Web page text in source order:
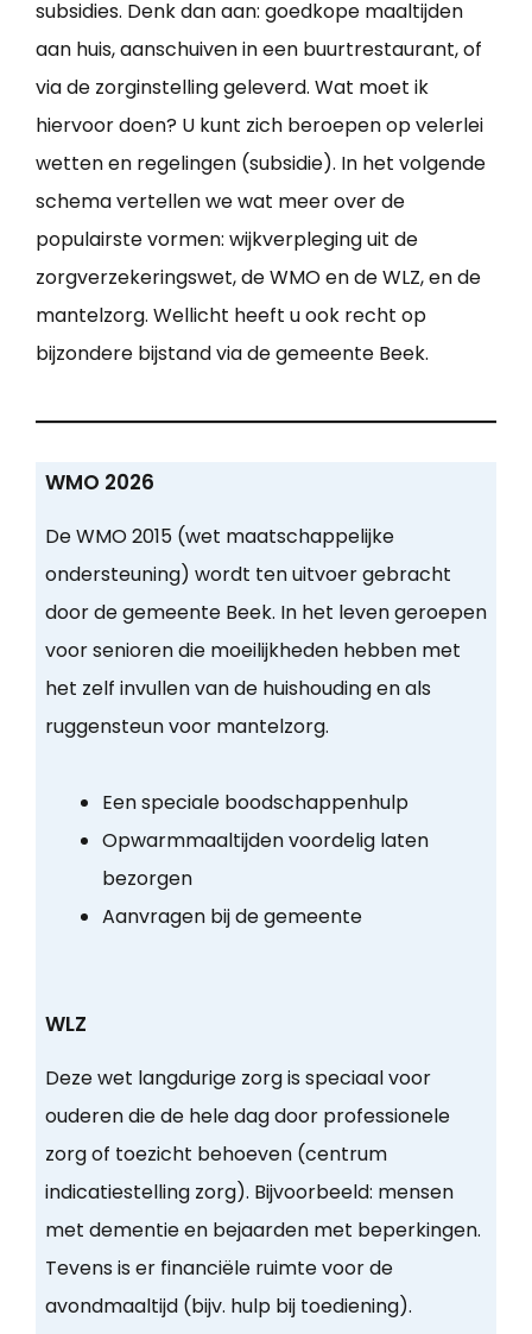
subsidies. Denk dan aan: goedkope maaltijden
aan huis, aanschuiven in een buurtrestaurant, of
via de zorginstelling geleverd. Wat moet ik
hiervoor doen? U kunt zich beroepen op velerlei
wetten en regelingen (subsidie). In het volgende
schema vertellen we wat meer over de
populairste vormen: wijkverpleging uit de
zorgverzekeringswet, de WMO en de WLZ, en de
mantelzorg. Wellicht heeft u ook recht op
bijzondere bijstand via de gemeente Beek.
WMO 2026
De WMO 2015 (wet maatschappelijke
ondersteuning) wordt ten uitvoer gebracht
door de gemeente Beek. In het leven geroepen
voor senioren die moeilijkheden hebben met
het zelf invullen van de huishouding en als
ruggensteun voor mantelzorg.
Een speciale boodschappenhulp
Opwarmmaaltijden voordelig laten
bezorgen
Aanvragen bij de gemeente
WLZ
Deze wet langdurige zorg is speciaal voor
ouderen die de hele dag door professionele
zorg of toezicht behoeven (centrum
indicatiestelling zorg). Bijvoorbeeld: mensen
met dementie en bejaarden met beperkingen.
Tevens is er financiële ruimte voor de
avondmaaltijd (bijv. hulp bij toediening).